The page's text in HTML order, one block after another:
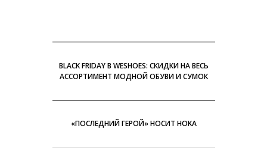
BLACK FRIDAY В WESHOES: СКИДКИ НА ВЕСЬ
АССОРТИМЕНТ МОДНОЙ ОБУВИ И СУМОК
«ПОСЛЕДНИЙ ГЕРОЙ» НОСИТ HOKA